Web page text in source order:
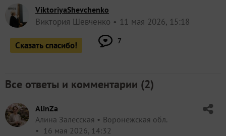
ViktoriyaShevchenko
Виктория Шевченко 11 мая 2026, 15:18
Сказать спасибо! 7
Все ответы и комментарии (2)
AlinZa
Алина Залесская
Воронежская обл.
16 мая 2026, 14:32